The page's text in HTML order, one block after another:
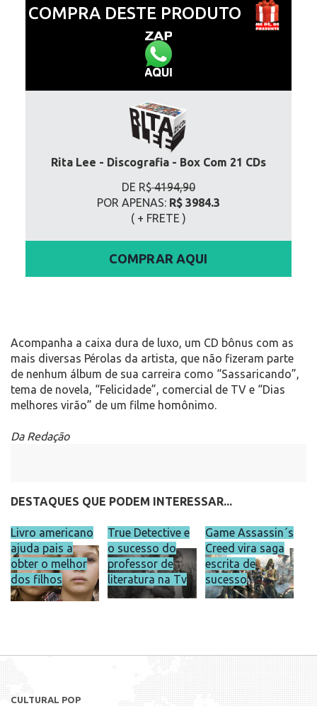
COMPRA DESTE PRODUTO
Rita Lee - Discografia - Box Com 21 CDs
DE R$4194,90
POR APENAS:R$ 3984.3
( + FRETE )
COMPRAR AQUI
Acompanha a caixa dura de luxo, um CD bônus com as
mais diversas Pérolas da artista, que não fizeram parte
de nenhum álbum de sua carreira como “Sassaricando”,
tema de novela, “Felicidade”, comercial de TV e “Dias
melhores virão” de um filme homônimo.
Da Redação
DESTAQUES QUE PODEM INTERESSAR...
Livro americano
ajuda pais a
obter o melhor
dos filhos
True Detective e
o sucesso do
professor de
literatura na Tv
Game Assassin´s
Creed vira saga
escrita de
sucesso
CULTURAL POP